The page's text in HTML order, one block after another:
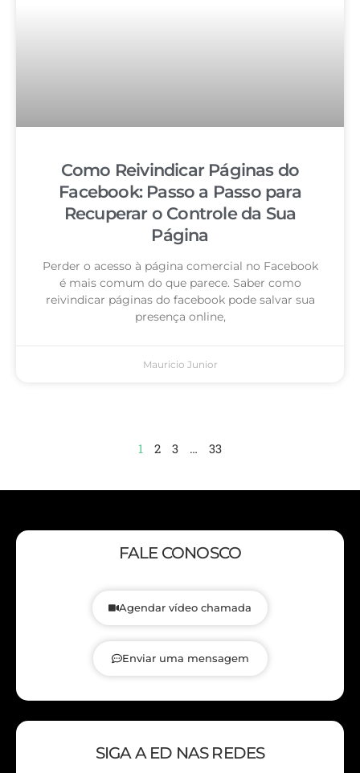
Como Reivindicar Páginas do
Facebook: Passo a Passo para
Recuperar o Controle da Sua
Página
Perder o acesso à página comercial no Facebook
é mais comum do que parece. Saber como
reivindicar páginas do facebook pode salvar sua
presença online,
Mauricio Junior
1 2 3 … 33
FALE CONOSCO
Agendar vídeo chamada
Enviar uma mensagem
SIGA A ED NAS REDES